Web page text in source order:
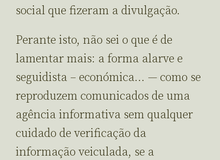
social que fizeram a divulgação.
Perante isto, não sei o que é de
lamentar mais: a forma alarve e
seguidista – económica… — como se
reproduzem comunicados de uma
agência informativa sem qualquer
cuidado de verificação da
informação veiculada, se a